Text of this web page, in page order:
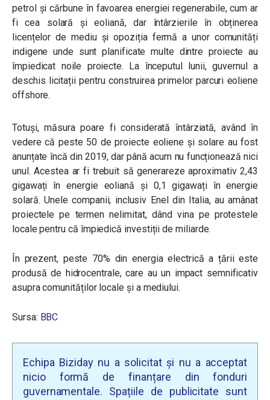
petrol și cărbune în favoarea energiei regenerabile, cum ar
fi cea solară și eoliană, dar întârzierile în obținerea
licențelor de mediu și opoziția fermă a unor comunități
indigene unde sunt planificate multe dintre proiecte au
împiedicat noile proiecte. La începutul lunii, guvernul a
deschis licitații pentru construirea primelor parcuri eoliene
offshore.
Totuși, măsura poare fi considerată întârziată, având în
vedere că peste 50 de proiecte eoliene și solare au fost
anunțate încă din 2019, dar până acum nu funcționează nici
unul. Acestea ar fi trebuit să generareze aproximativ 2,43
gigawați în energie eoliană și 0,1 gigawați în energie
solară. Unele companii, inclusiv Enel din Italia, au amânat
proiectele pe termen nelimitat, dând vina pe protestele
locale pentru că împiedică investiții de miliarde.
În prezent, peste 70% din energia electrică a țării este
produsă de hidrocentrale, care au un impact semnificativ
asupra comunităților locale și a mediului.
Sursa: BBC
Echipa Biziday nu a solicitat și nu a acceptat
nicio formă de finanțare din fonduri
guvernamentale. Spațiile de publicitate sunt